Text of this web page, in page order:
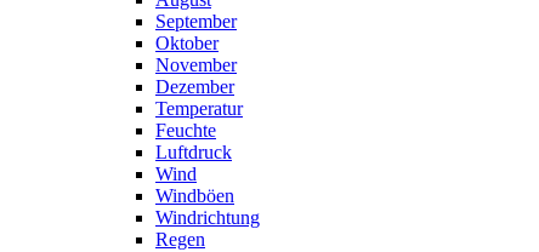
September
Oktober
November
Dezember
Temperatur
Feuchte
Luftdruck
Wind
Windböen
Windrichtung
Regen